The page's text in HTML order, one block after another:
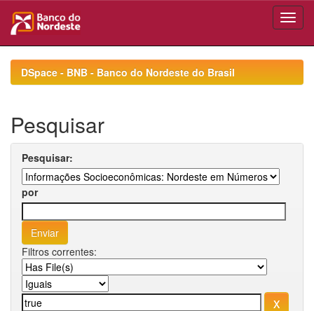
navigationDSpace - BNB - Banco do Nordeste do Brasil
Pesquisar
Pesquisar:
por
Filtros correntes: